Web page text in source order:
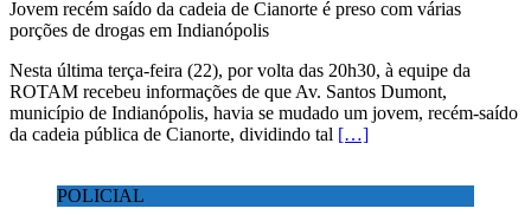
Jovem recém saído da cadeia de Cianorte é preso com várias
porções de drogas em Indianópolis
Nesta última terça-feira (22), por volta das 20h30, à equipe da
ROTAM recebeu informações de que Av. Santos Dumont,
município de Indianópolis, havia se mudado um jovem, recém-saído
da cadeia pública de Cianorte, dividindo tal […]
POLICIAL